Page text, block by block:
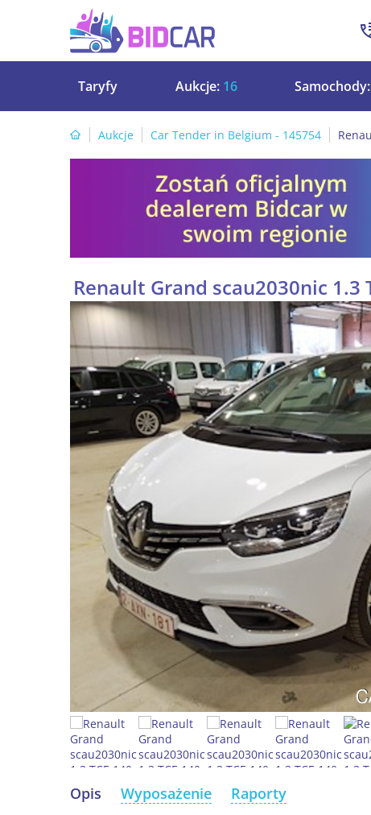
Taryfy Aukcje: 16
Aukcje Car Tender in Belgium - 145754
Renault Grand scau2030nic 1.3
Opis Wyposażenie Raporty